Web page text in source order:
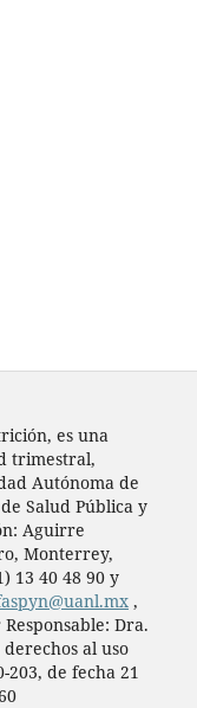
es una
trimestral,
Autónoma de
Salud Pública y
Aguirre
Monterrey,
13 40 48 90 y
,
Dra.
al uso
203, de fecha 21